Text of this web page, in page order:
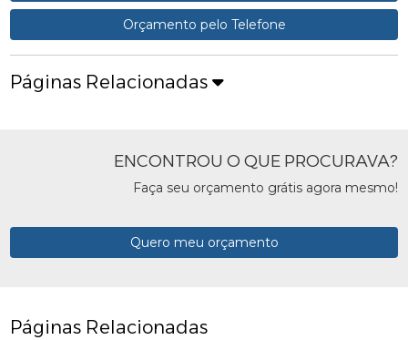
Orçamento pelo Telefone
Páginas Relacionadas
ENCONTROU O QUE PROCURAVA?
Faça seu orçamento grátis agora mesmo!
Quero meu orçamento
Páginas Relacionadas